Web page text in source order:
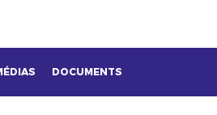
DOCUMENTS